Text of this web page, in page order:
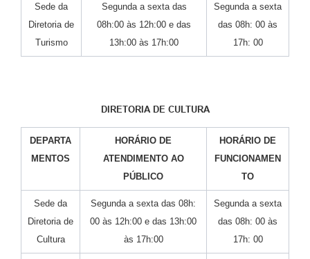
Sede da
Diretoria de
Turismo
Segunda a sexta das
08h:00 às 12h:00 e das
13h:00 às 17h:00
Segunda a sexta
das 08h: 00 às
17h: 00
DIRETORIA DE CULTURA
DEPARTA
MENTOS
HORÁRIO DE
ATENDIMENTO AO
PÚBLICO
HORÁRIO DE
FUNCIONAMEN
TO
Sede da
Diretoria de
Cultura
Segunda a sexta das 08h:
00 às 12h:00 e das 13h:00
às 17h:00
Segunda a sexta
das 08h: 00 às
17h: 00